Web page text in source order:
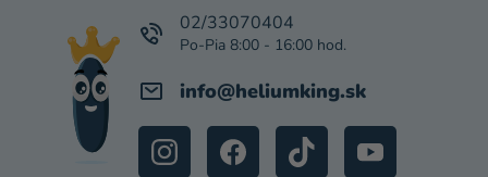
info@heliumking.sk
02/33070404